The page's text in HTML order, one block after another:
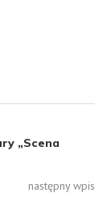
„Scena
następny wpis